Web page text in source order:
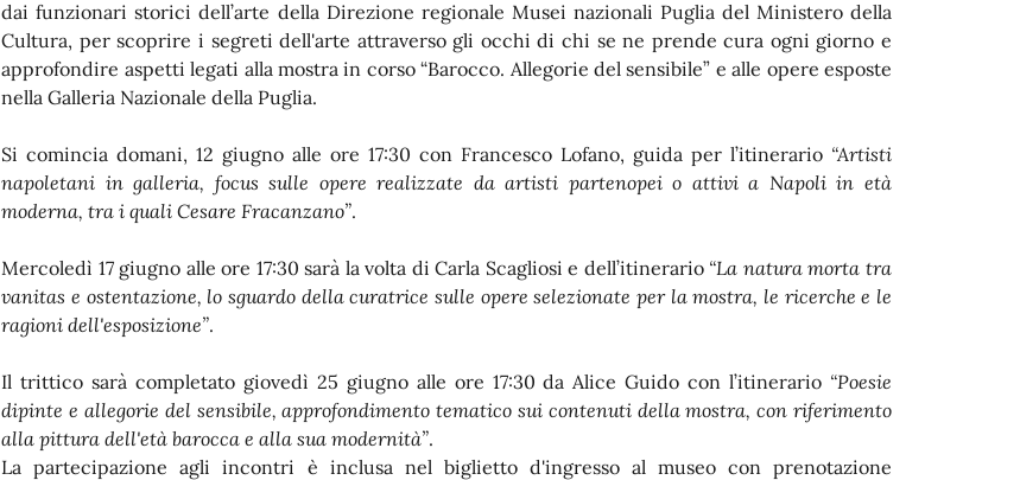
dai funzionari storici dell’arte della Direzione regionale Musei nazionali Puglia del Ministero della
Cultura, per scoprire i segreti dell'arte attraverso gli occhi di chi se ne prende cura ogni giorno e
approfondire aspetti legati alla mostra in corso “Barocco. Allegorie del sensibile” e alle opere esposte
nella Galleria Nazionale della Puglia.
Si comincia domani, 12 giugno alle ore 17:30 con Francesco Lofano, guida per l’itinerario “Artisti
napoletani in galleria, focus sulle opere realizzate da artisti partenopei o attivi a Napoli in età
moderna, tra i quali Cesare Fracanzano”.
Mercoledì 17 giugno alle ore 17:30 sarà la volta di Carla Scagliosi e dell’itinerario “La natura morta tra
vanitas e ostentazione, lo sguardo della curatrice sulle opere selezionate per la mostra, le ricerche e le
ragioni dell'esposizione”.
Il trittico sarà completato giovedì 25 giugno alle ore 17:30 da Alice Guido con l’itinerario “Poesie
dipinte e allegorie del sensibile, approfondimento tematico sui contenuti della mostra, con riferimento
alla pittura dell'età barocca e alla sua modernità”.
La partecipazione agli incontri è inclusa nel biglietto d'ingresso al museo con prenotazione